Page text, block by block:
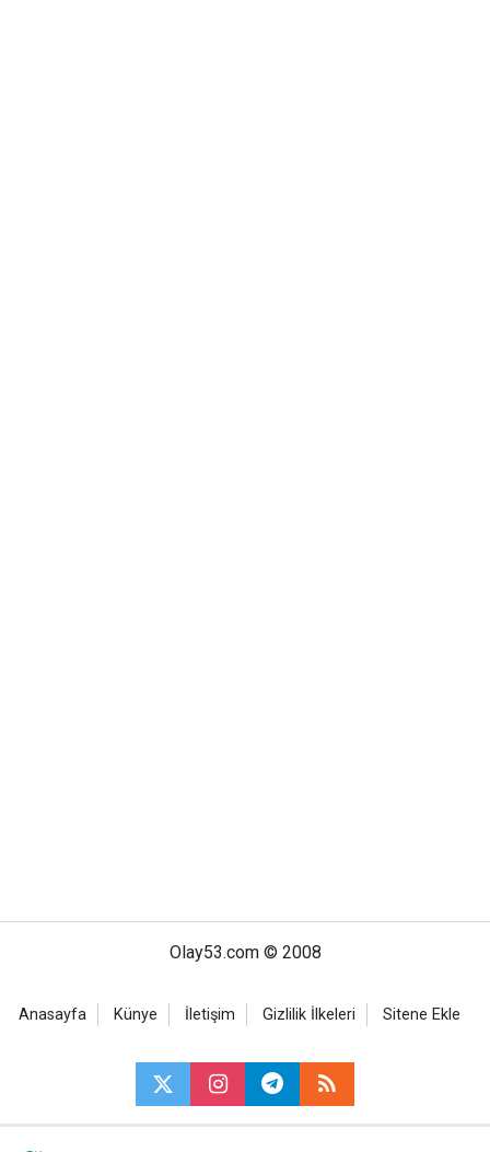
Olay53.com © 2008
Anasayfa Künye İletişim Gizlilik İlkeleri Sitene Ekle